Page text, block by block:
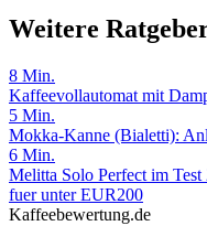
Weitere
8 Min.
Kaffeevollautomat mit
5 Min.
Mokka-Kanne (Bialetti):
6 Min.
Melitta Solo Perfect im Test
fuer unter EUR200
Kaffeebewertung.de